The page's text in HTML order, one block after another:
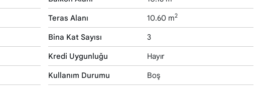
Teras Alanı 10.60 m2
Bina Kat Sayısı 3
Kredi Uygunluğu Hayır
Kullanım Durumu Boş